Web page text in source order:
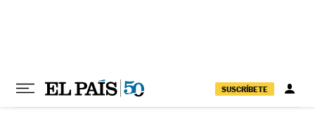
SUSCRÍBETE